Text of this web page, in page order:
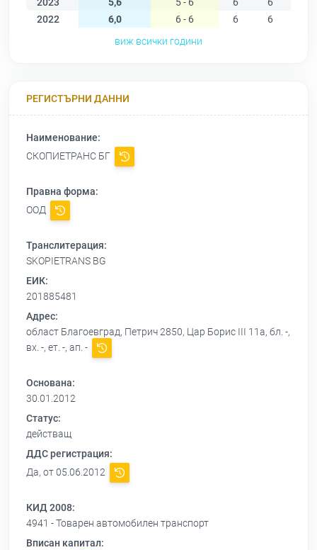
2023
5,6 5 - 6 6 6
2022
6,0 6 - 6 6 6
виж всички години
РЕГИСТЪРНИ ДАННИ
Наименование:
СКОПИЕТРАНС БГ
Правна форма:
ООД
Транслитерация:
SKOPIETRANS BG
ЕИК:
201885481
Адрес:
област Благоевград, Петрич 2850, Цар Борис ІІІ 11а, бл. -,
вх. -, ет. -, ап. -
Основана:
30.01.2012
Статус:
действащ
ДДС регистрация:
Да, от 05.06.2012
КИД 2008:
4941 - Товарен автомобилен транспорт
Вписан капитал: